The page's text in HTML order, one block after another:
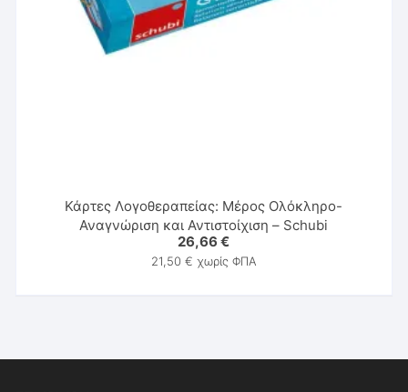
Κάρτες Λογοθεραπείας: Μέρος Ολόκληρο-
Αναγνώριση και Αντιστοίχιση – Schubi
26,66€
21,50 € χωρίς ΦΠΑ